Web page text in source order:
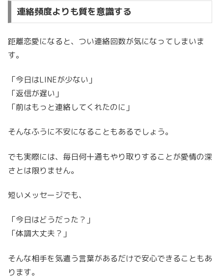
連絡頻度よりも質を意識する
距離恋愛になると、つい連絡回数が気になってしまいま
す。
「今日はLINEが少ない」
「返信が遅い」
「前はもっと連絡してくれたのに」
そんなふうに不安になることもあるでしょう。
でも実際には、毎日何十通もやり取りすることが愛情の深
さとは限りません。
短いメッセージでも、
「今日はどうだった？」
「体調大丈夫？」
そんな相手を気遣う言葉があるだけで安心できることもあ
ります。